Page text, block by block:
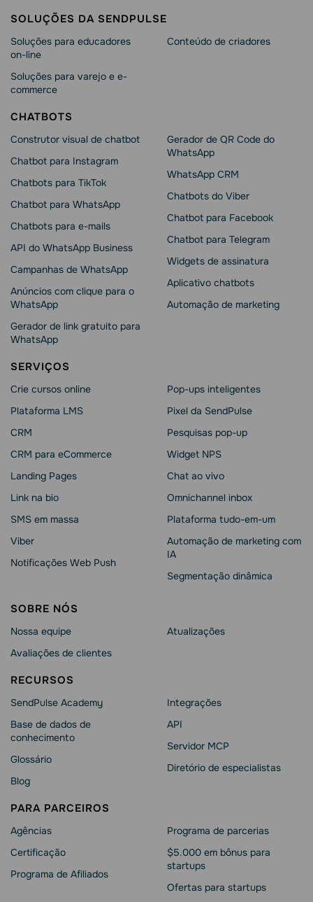
SOLUÇÕES DA SENDPULSE
Soluções para educadores
on-line
Soluções para varejo e e-
commerce
Conteúdo de criadores
CHATBOTS
Construtor visual de chatbot
Chatbot para Instagram
Chatbots para TikTok
Chatbot para WhatsApp
Chatbots para e-mails
API do WhatsApp Business
Campanhas de WhatsApp
Anúncios com clique para o
WhatsApp
Gerador de link gratuito para
WhatsApp
Gerador de QR Code do
WhatsApp
WhatsApp CRM
Chatbots do Viber
Chatbot para Facebook
Chatbot para Telegram
Widgets de assinatura
Aplicativo chatbots
Automação de marketing
SERVIÇOS
Crie cursos online
Plataforma LMS
CRM
CRM para eCommerce
Landing Pages
Link na bio
SMS em massa
Viber
Notificações Web Push
Pop-ups inteligentes
Pixel da SendPulse
Pesquisas pop-up
Widget NPS
Chat ao vivo
Omnichannel inbox
Plataforma tudo-em-um
Automação de marketing com
IA
Segmentação dinâmica
SOBRE NÓS
Nossa equipe
Avaliações de clientes
Atualizações
RECURSOS
SendPulse Academy
Base de dados de
conhecimento
Glossário
Blog
Integrações
API
Servidor MCP
Diretório de especialistas
PARA PARCEIROS
Agências
Сertificação
Programa de Afiliados
Programa de parcerias
$5.000 em bônus para
startups
Ofertas para startups